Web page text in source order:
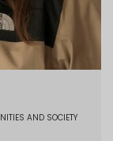
AND SOCIETY